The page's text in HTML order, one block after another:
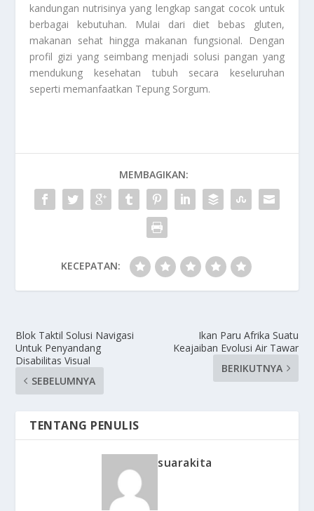
kandungan nutrisinya yang lengkap sangat cocok untuk
berbagai kebutuhan. Mulai dari diet bebas gluten,
makanan sehat hingga makanan fungsional. Dengan
profil gizi yang seimbang menjadi solusi pangan yang
mendukung kesehatan tubuh secara keseluruhan
seperti memanfaatkan Tepung Sorgum.
MEMBAGIKAN:
KECEPATAN:
Blok Taktil Solusi Navigasi
Untuk Penyandang
Disabilitas Visual
SEBELUMNYA
Ikan Paru Afrika Suatu
Keajaiban Evolusi Air Tawar
BERIKUTNYA
TENTANG PENULIS
suarakita